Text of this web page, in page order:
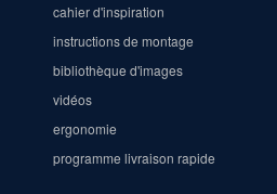
cahier d'inspiration
instructions de montage
bibliothèque d'images
vidéos
ergonomie
programme livraison rapide